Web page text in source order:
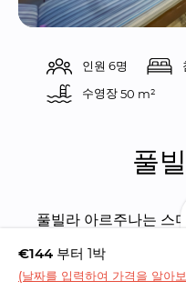
인원 6명
수영장 50 m²
풀
풀빌라 아르주나는 스
카유 아야에 위치하고
릿은 쇼핑, 레스토랑,
이션입니다. 유명한
€144 부터 1박
(날짜를 입력하여 가격을 알아